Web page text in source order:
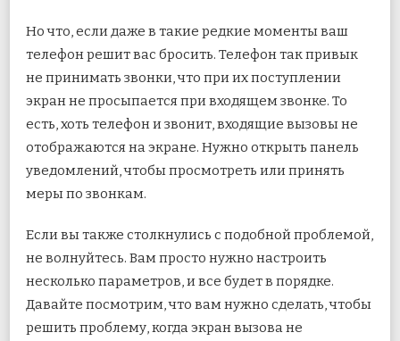
Но что, если даже в такие редкие моменты ваш
телефон решит вас бросить. Телефон так привык
не принимать звонки, что при их поступлении
экран не просыпается при входящем звонке. То
есть, хоть телефон и звонит, входящие вызовы не
отображаются на экране. Нужно открыть панель
уведомлений, чтобы просмотреть или принять
меры по звонкам.
Если вы также столкнулись с подобной проблемой,
не волнуйтесь. Вам просто нужно настроить
несколько параметров, и все будет в порядке.
Давайте посмотрим, что вам нужно сделать, чтобы
решить проблему, когда экран вызова не